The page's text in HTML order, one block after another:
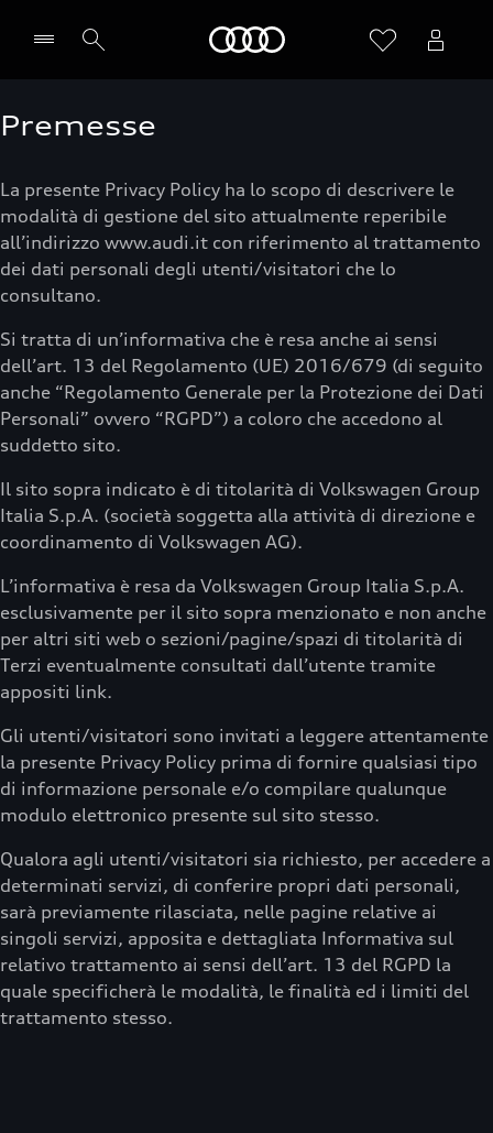
Seleziona concessionaria
Premesse
La presente Privacy Policy ha lo scopo di descrivere le
modalità di gestione del sito attualmente reperibile
all’indirizzo www.audi.it con riferimento al trattamento
dei dati personali degli utenti/visitatori che lo
consultano.
Si tratta di un’informativa che è resa anche ai sensi
dell’art. 13 del Regolamento (UE) 2016/679 (di seguito
anche “Regolamento Generale per la Protezione dei Dati
Personali” ovvero “RGPD”) a coloro che accedono al
suddetto sito.
Il sito sopra indicato è di titolarità di Volkswagen Group
Italia S.p.A. (società soggetta alla attività di direzione e
coordinamento di Volkswagen AG).
L’informativa è resa da Volkswagen Group Italia S.p.A.
esclusivamente per il sito sopra menzionato e non anche
per altri siti web o sezioni/pagine/spazi di titolarità di
Terzi eventualmente consultati dall’utente tramite
appositi link.
Gli utenti/visitatori sono invitati a leggere attentamente
la presente Privacy Policy prima di fornire qualsiasi tipo
di informazione personale e/o compilare qualunque
modulo elettronico presente sul sito stesso.
Qualora agli utenti/visitatori sia richiesto, per accedere a
determinati servizi, di conferire propri dati personali,
sarà previamente rilasciata, nelle pagine relative ai
singoli servizi, apposita e dettagliata Informativa sul
relativo trattamento ai sensi dell’art. 13 del RGPD la
quale specificherà le modalità, le finalità ed i limiti del
trattamento stesso.